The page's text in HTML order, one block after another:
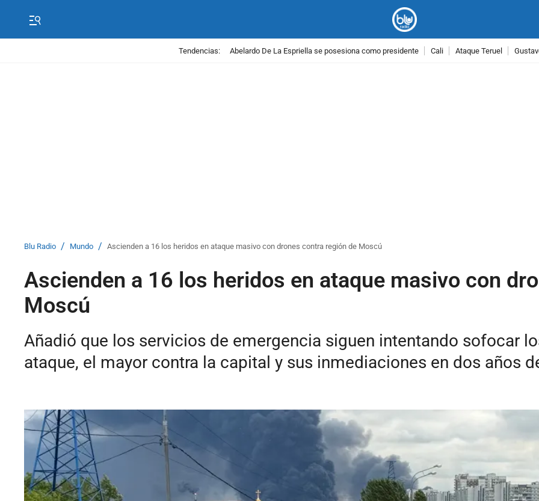
Tendencias: Abelardo De La Espriella se posesiona como presidente Cali Ataque Teruel
Blu Radio / Mundo / Ascienden a 16 los heridos en ataque masivo con drones contra región de Moscú
Ascienden a 16 los heridos en ataque masivo con
Moscú
Añadió que los servicios de emergencia siguen intentando sofocar
ataque, el mayor contra la capital y sus inmediaciones en dos años